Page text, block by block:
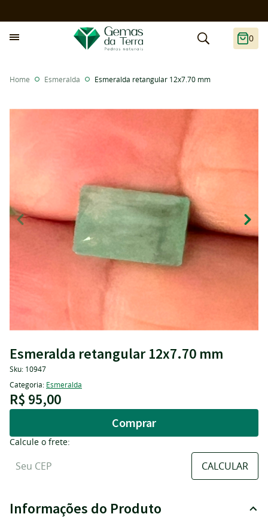
0
Home Esmeralda Esmeralda retangular 12x7.70 mm
Esmeralda retangular 12x7.70 mm
Sku: 10947
Categoria: Esmeralda
R$ 95,00
Comprar
Calcule o frete:
Informações do Produto